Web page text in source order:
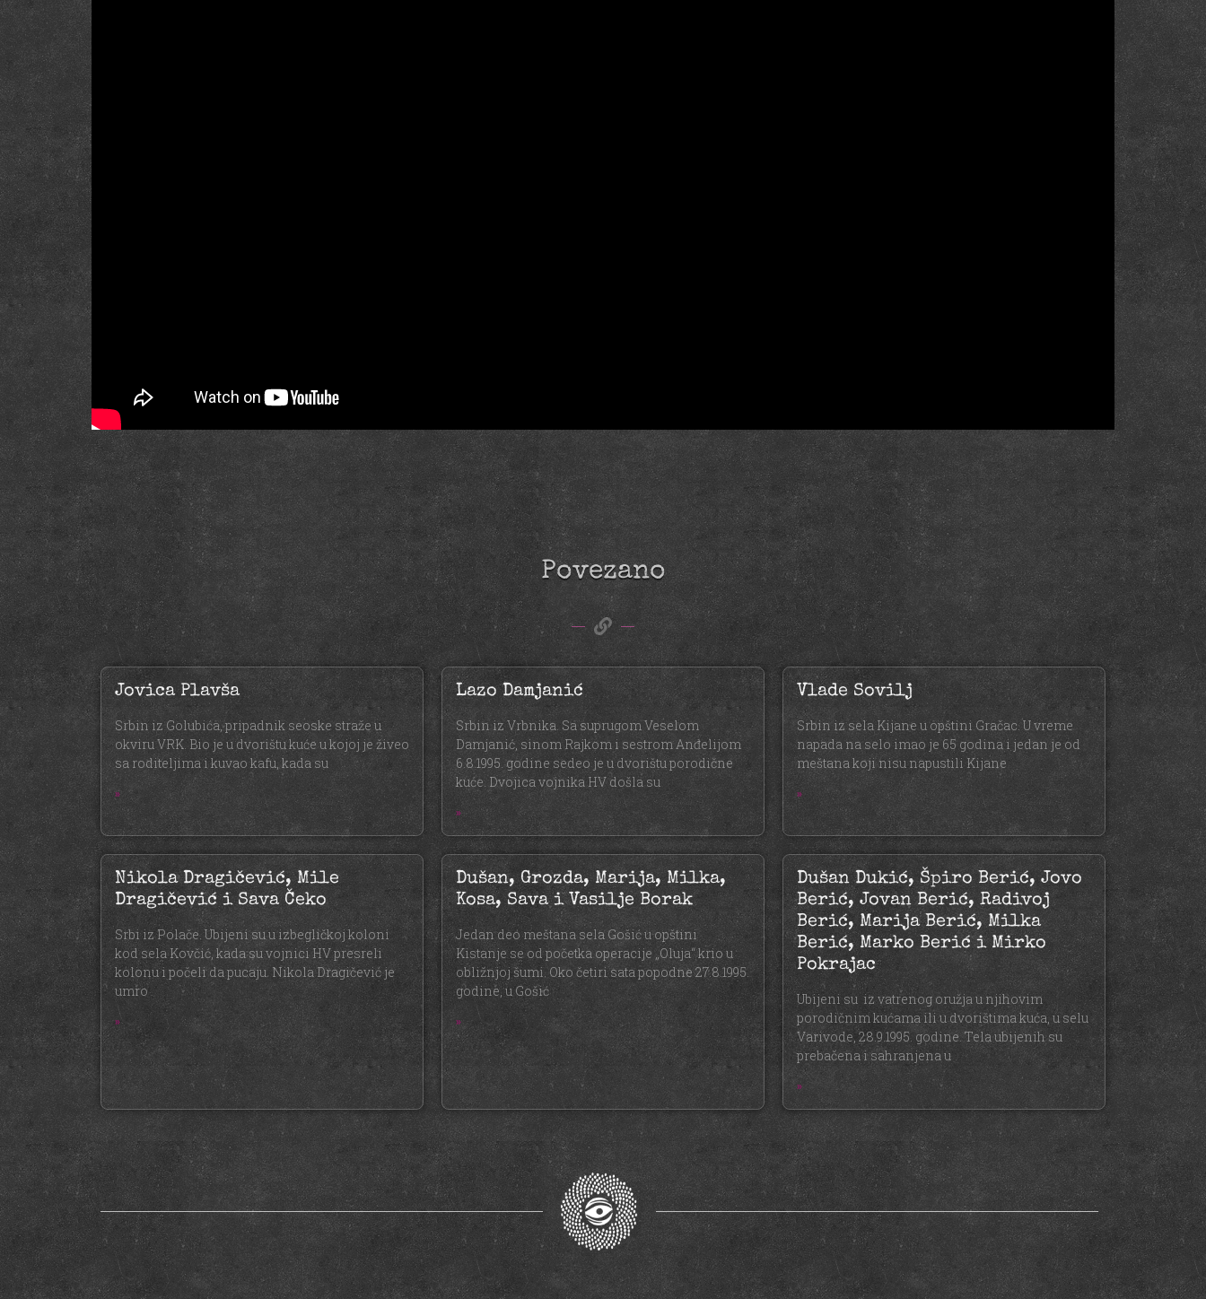
Povezano
Jovica Plavša
Srbin iz Golubića, pripadnik seoske straže u
okviru VRK. Bio je u dvorištu kuće u kojoj je živeo
sa roditeljima i kuvao kafu, kada su
»
Lazo Damjanić
Srbin iz Vrbnika. Sa suprugom Veselom
Damjanić, sinom Rajkom i sestrom Anđelijom
6.8.1995. godine sedeo je u dvorištu porodične
kuće. Dvojica vojnika HV došla su
»
Vlade Sovilj
Srbin iz sela Kijane u opštini Gračac. U vreme
napada na selo imao je 65 godina i jedan je od
meštana koji nisu napustili Kijane
»
Nikola Dragičević, Mile
Dragičević i Sava Čeko
Srbi iz Polače. Ubijeni su u izbegličkoj koloni
kod sela Kovčić, kada su vojnici HV presreli
kolonu i počeli da pucaju. Nikola Dragičević je
umro
»
Dušan, Grozda, Marija, Milka,
Kosa, Sava i Vasilje Borak
Jedan deo meštana sela Gošić u opštini
Kistanje se od početka operacije „Oluja“ krio u
obližnjoj šumi. Oko četiri sata popodne 27.8.1995.
godine, u Gošić
»
Dušan Dukić, Špiro Berić, Jovo
Berić, Jovan Berić, Radivoj
Berić, Marija Berić, Milka
Berić, Marko Berić i Mirko
Pokrajac
Ubijeni su iz vatrenog oružja u njihovim
porodičnim kućama ili u dvorištima kuća, u selu
Varivode, 28.9.1995. godine. Tela ubijenih su
prebačena i sahranjena u
»